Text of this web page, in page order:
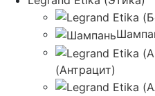
(Антрацит)